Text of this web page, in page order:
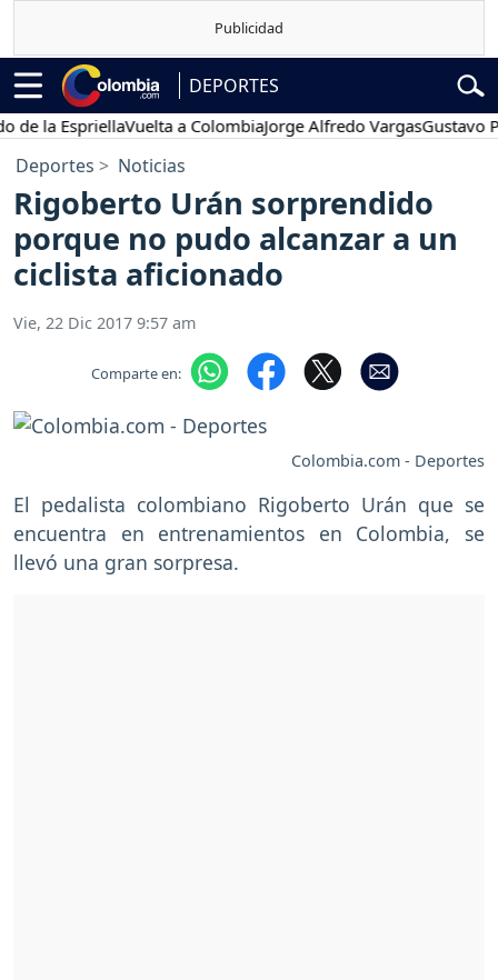
DEPORTES
EspriellaVuelta a ColombiaJorge Alfredo VargasGustavo Petro
Deportes Noticias
Rigoberto Urán sorprendido
porque no pudo alcanzar a un
ciclista aficionado
Vie, 22 Dic 2017 9:57 am
Comparte en:
Colombia.com - Deportes
El pedalista colombiano Rigoberto Urán que se
encuentra en entrenamientos en Colombia, se
llevó una gran sorpresa.